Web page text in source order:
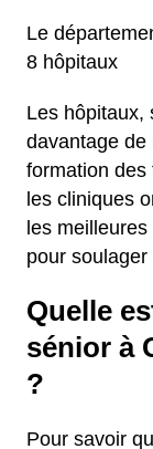
Le
8 hôpitaux
Les hôpitaux,
davantage de
formation des
les cliniques
les
pour
Quelle
sénior à
?
Pour savoir